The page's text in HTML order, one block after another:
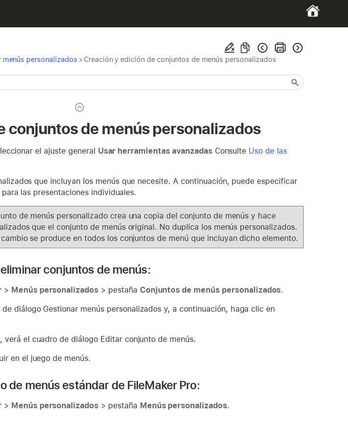
menús personalizados > Creación y edición de conjuntos de menús personalizados
conjuntos de menús personalizados
el ajuste general Usar herramientas avanzadasConsulte Uso de las
que incluyan los menús que necesite. A continuación, puede especificar
las presentaciones individuales.
de menús personalizado crea una copia del conjunto de menús y hace
que el conjunto de menús original. No duplica los menús personalizados.
se produce en todos los conjuntos de menú que incluyan dicho elemento.
conjuntos de menús:
> Menús personalizados > pestaña Conjuntos de menús personalizados.
diálogo Gestionar menús personalizados y, a continuación, haga clic en
, verá el cuadro de diálogo Editar conjunto de menús.
en el juego de menús.
de menús estándar de FileMaker Pro:
> Menús personalizados > pestaña Menús personalizados.